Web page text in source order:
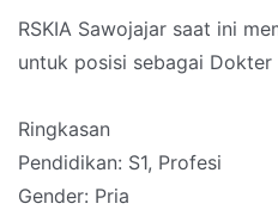
RSKIA Sawojajar saat ini
untuk posisi sebagai Dokter
Ringkasan
Pendidikan: S1, Profesi
Gender: Pria